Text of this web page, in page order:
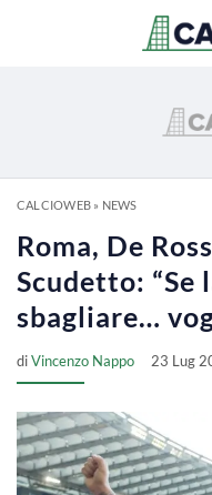
CALCIOWEB» NEWS
Roma, De
Scudetto: “Se
sbagliare…
diVincenzo Nappo 23 Lug